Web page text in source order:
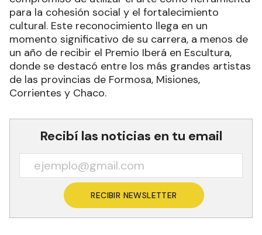
para la cohesión social y el fortalecimiento
cultural. Este reconocimiento llega en un
momento significativo de su carrera, a menos de
un año de recibir el Premio Iberá en Escultura,
donde se destacó entre los más grandes artistas
de las provincias de Formosa, Misiones,
Corrientes y Chaco.
Recibí las noticias en tu email
RECIBIR NEWSLETTER